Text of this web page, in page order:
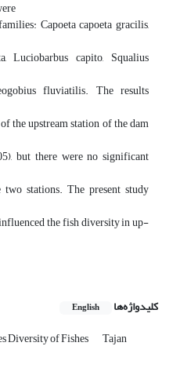
Capoeta capoeta gracilis,
Luciobarbus capito, Squalius
fluviatilis. The results
the upstream station of the dam
but there were no significant
stations. The present study
the fish diversity in up-
کلیدواژه‌ها English
Diversity of Fishes Tajan